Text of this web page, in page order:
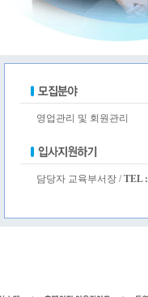
영업관리 및 회원관리
담당자 교육부서장 /TEL :